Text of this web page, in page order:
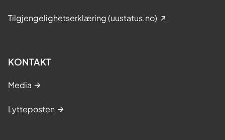
Tilgjengelighetserklæring (uustatus.no)
KONTAKT
Media
Lytteposten